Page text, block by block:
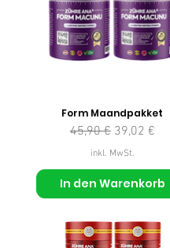
Form Maandpakket
Standardpreis
45,90 € Sale-Preis
39,02 €
inkl. MwSt.
In den Warenkorb